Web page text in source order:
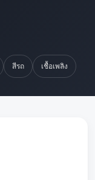
สีรถ เชื้อเพลิง